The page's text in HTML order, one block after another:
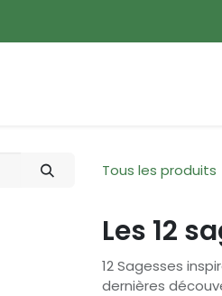
Tous les produits
Les 12
12 Sagesses
dernières